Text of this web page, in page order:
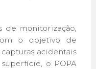
de monitorização,
o objetivo de
acidentais
o POPA